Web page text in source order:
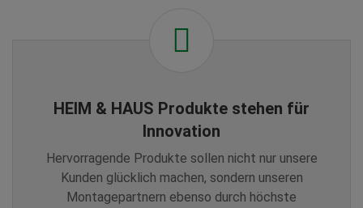
HEIM & HAUS Produkte stehen für
Innovation
Hervorragende Produkte sollen nicht nur unsere
Kunden glücklich machen, sondern unseren
Montagepartnern ebenso durch höchste